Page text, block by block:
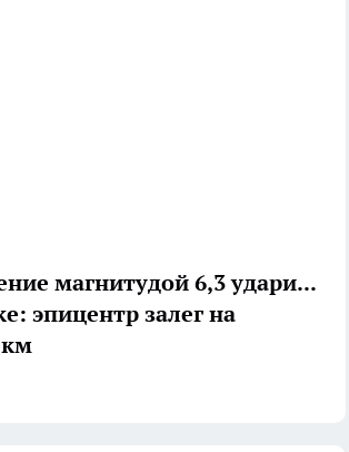
магнитудой 6,3 ударило
эпицентр залег на
км